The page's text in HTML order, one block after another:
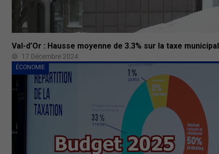
Val-d’Or : Hausse moyenne de 3.3% sur la taxe
17 Décembre 2024
ÉCONOMIE